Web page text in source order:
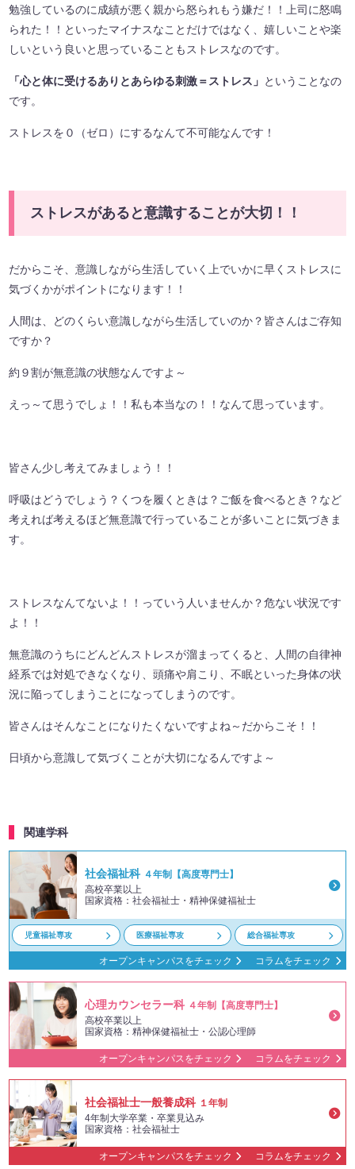
勉強しているのに成績が悪く親から怒られもう嫌だ！！上司に怒鳴
られた！！といったマイナスなことだけではなく、嬉しいことや楽
しいという良いと思っていることもストレスなのです。
「心と体に受けるありとあらゆる刺激＝ストレス」 ということなの
です。
ストレスを０（ゼロ）にするなんて不可能なんです！
ストレスがあると意識することが大切！！
だからこそ、意識しながら生活していく上でいかに早くストレスに
気づくかがポイントになります！！
人間は、どのくらい意識しながら生活していのか？皆さんはご存知
ですか？
約９割が無意識の状態なんですよ～
えっ～て思うでしょ！！私も本当なの！！なんて思っています。
皆さん少し考えてみましょう！！
呼吸はどうでしょう？くつを履くときは？ご飯を食べるとき？など
考えれば考えるほど無意識で行っていることが多いことに気づきま
す。
ストレスなんてないよ！！っていう人いませんか？危ない状況です
よ！！
無意識のうちにどんどんストレスが溜まってくると、人間の自律神
経系では対処できなくなり、頭痛や肩こり、不眠といった身体の状
況に陥ってしまうことになってしまうのです。
皆さんはそんなことになりたくないですよね～だからこそ！！
日頃から意識して気づくことが大切になるんですよ～
関連学科
社会福祉科 ４年制【高度専門士】
高校卒業以上
国家資格：社会福祉士・精神保健福祉士
児童福祉専攻 医療福祉専攻 総合福祉専攻
オープンキャンパスをチェック コラムをチェック
心理カウンセラー科 ４年制【高度専門士】
高校卒業以上
国家資格：精神保健福祉士・公認心理師
オープンキャンパスをチェック コラムをチェック
社会福祉士一般養成科 １年制
4年制大学卒業・卒業見込み
国家資格：社会福祉士
オープンキャンパスをチェック コラムをチェック